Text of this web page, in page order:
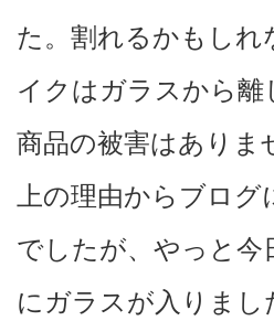
た。割れるかもしれ
イクはガラスから
商品の被害はありま
上の理由からブロ
でしたが、やっと今
にガラスが入りまし